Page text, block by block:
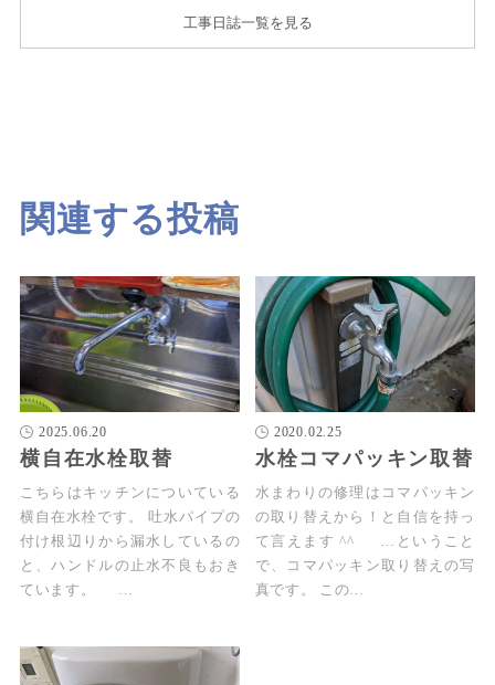
工事日誌一覧を見る
関連する投稿
2025.06.20
横自在水栓取替
こちらはキッチンについている
横自在水栓です。 吐水パイプの
付け根辺りから漏水しているの
と、ハンドルの止水不良もおき
ています。 …
2020.02.25
水栓コマパッキン取替
水まわりの修理はコマパッキン
の取り替えから！と自信を持っ
て言えます ^^ …ということ
で、コマパッキン取り替えの写
真です。 この…